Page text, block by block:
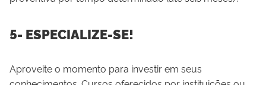
5- ESPECIALIZE-SE!
Aproveite o momento para investir em seus